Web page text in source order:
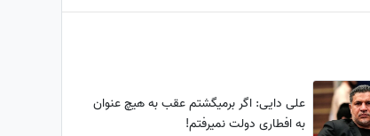
علی دایی: اگر برمیگشتم عقب به هیچ عنوان
به افطاری دولت نمیرفتم!